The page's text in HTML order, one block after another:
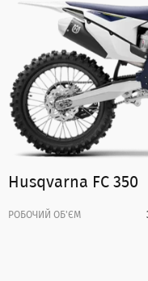
Husqvarna FC 350
РОБОЧИЙ ОБ'ЄМ